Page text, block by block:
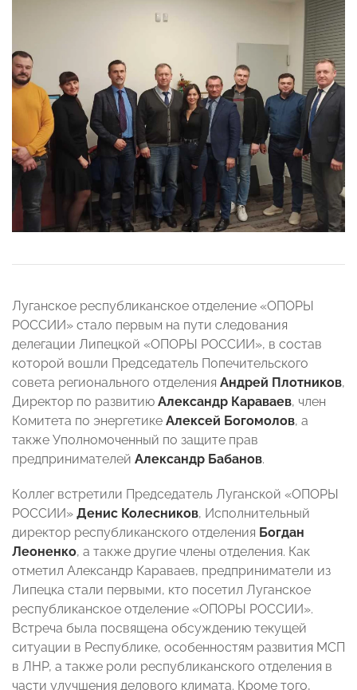
Луганское республиканское отделение «ОПОРЫ
РОССИИ» стало первым на пути следования
делегации Липецкой «ОПОРЫ РОССИИ», в состав
которой вошли Председатель Попечительского
совета регионального отделения Андрей Плотников,
Директор по развитию Александр Караваев, член
Комитета по энергетике Алексей Богомолов, а
также Уполномоченный по защите прав
предпринимателей Александр Бабанов.
Коллег встретили Председатель Луганской «ОПОРЫ
РОССИИ» Денис Колесников, Исполнительный
директор республиканского отделения Богдан
Леоненко, а также другие члены отделения. Как
отметил Александр Караваев, предприниматели из
Липецка стали первыми, кто посетил Луганское
республиканское отделение «ОПОРЫ РОССИИ».
Встреча была посвящена обсуждению текущей
ситуации в Республике, особенностям развития МСП
в ЛНР, а также роли республиканского отделения в
части улучшения делового климата. Кроме того,